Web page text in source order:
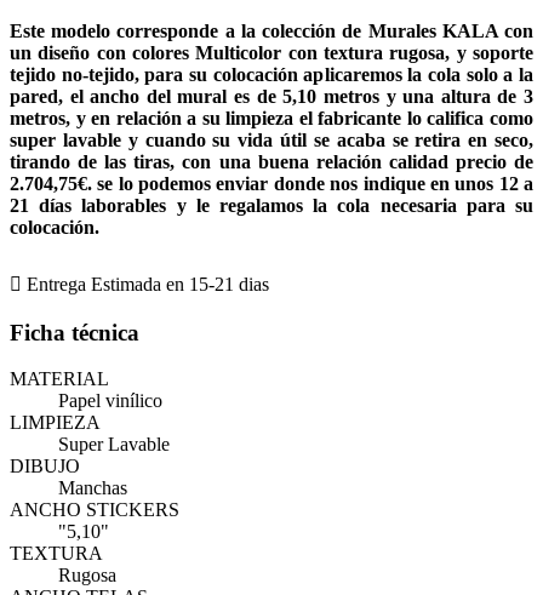
Este modelo corresponde a la colección de Murales KALA con
un diseño con colores Multicolor con textura rugosa, y soporte
tejido no-tejido, para su colocación aplicaremos la cola solo a la
pared, el ancho del mural es de 5,10 metros y una altura de 3
metros, y en relación a su limpieza el fabricante lo califica como
super lavable y cuando su vida útil se acaba se retira en seco,
tirando de las tiras, con una buena relación calidad precio de
2.704,75€. se lo podemos enviar donde nos indique en unos 12 a
21 días laborables y le regalamos la cola necesaria para su
colocación.
 Entrega Estimada en 15-21 dias
Ficha técnica
MATERIAL
Papel vinílico
LIMPIEZA
Super Lavable
DIBUJO
Manchas
ANCHO STICKERS
"5,10"
TEXTURA
Rugosa